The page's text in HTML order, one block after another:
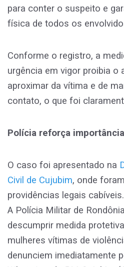
para conter o suspeito e
física de todos os
Conforme o registro, a
urgência em vigor proibia o
aproximar da vítima e de
contato, o que foi
Polícia reforça
O caso foi apresentado na
Civil de Cujubim, onde
providências legais cabíveis.
A Polícia Militar de
descumprir medida
mulheres vítimas de
denunciem imediatamente